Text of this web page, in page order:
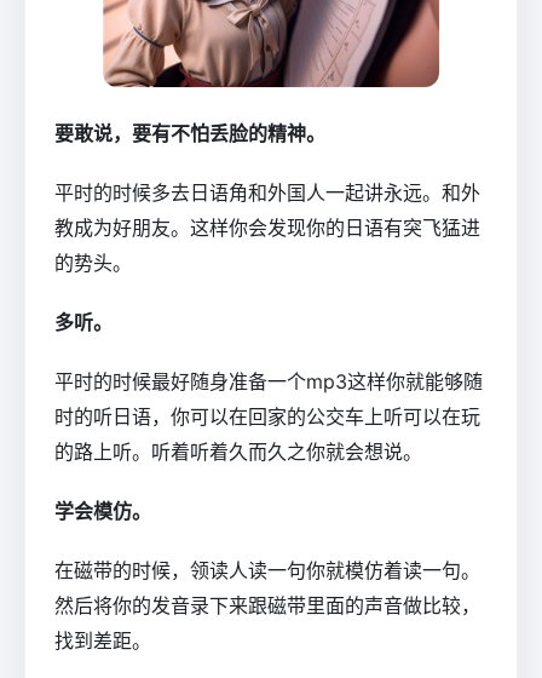
要敢说，要有不怕丢脸的精神。
平时的时候多去日语角和外国人一起讲永远。和外
教成为好朋友。这样你会发现你的日语有突飞猛进
的势头。
多听。
平时的时候最好随身准备一个mp3这样你就能够随
时的听日语，你可以在回家的公交车上听可以在玩
的路上听。听着听着久而久之你就会想说。
学会模仿。
在磁带的时候，领读人读一句你就模仿着读一句。
然后将你的发音录下来跟磁带里面的声音做比较，
找到差距。